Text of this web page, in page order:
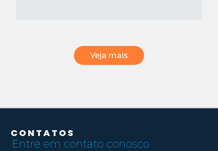
Veja mais
CONTATOS
Entre em contato conosco